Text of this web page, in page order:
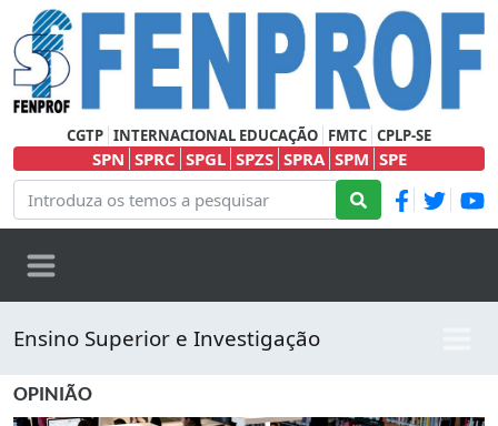
CGTP INTERNACIONAL EDUCAÇÃO FMTC CPLP-SE
SPN SPRC SPGL SPZS SPRA SPM SPE
Ensino Superior e Investigação
OPINIÃO